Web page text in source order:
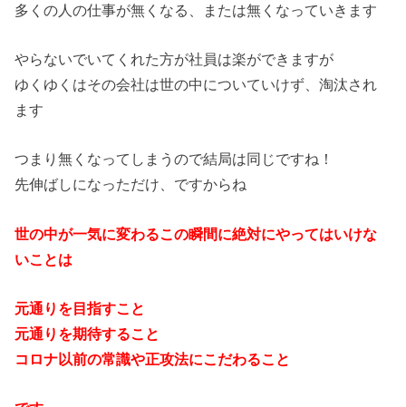
多くの人の仕事が無くなる、または無くなっていきます
やらないでいてくれた方が社員は楽ができますが
ゆくゆくはその会社は世の中についていけず、淘汰され
ます
つまり無くなってしまうので結局は同じですね！
先伸ばしになっただけ、ですからね
世の中が一気に変わるこの瞬間に絶対にやってはいけな
いことは
元通りを目指すこと
元通りを期待すること
コロナ以前の常識や正攻法にこだわること